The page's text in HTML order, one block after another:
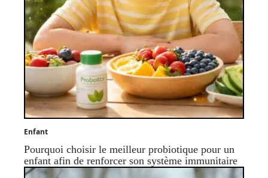
Enfant
Pourquoi choisir le meilleur probiotique pour un
enfant afin de renforcer son système immunitaire